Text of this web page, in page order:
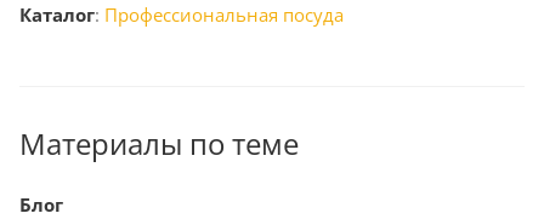
Каталог: Профессиональная посуда
Материалы по теме
Блог